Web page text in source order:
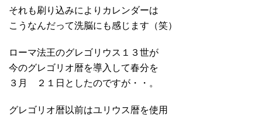
それも刷り込みによりカレンダーは
こうなんだって洗脳にも感じます（笑）
ローマ法王のグレゴリウス１３世が
今のグレゴリオ暦を導入して春分を
３月 ２１日としたのですが・・。
グレゴリオ暦以前はユリウス暦を使用